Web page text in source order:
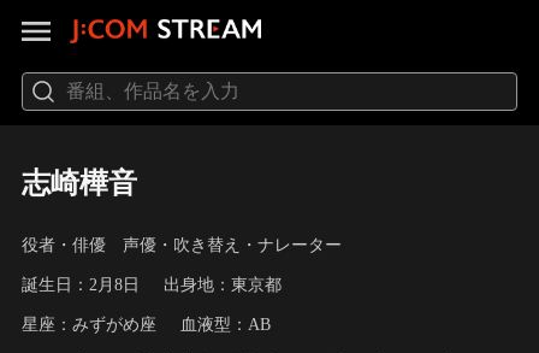
志崎樺音
役者・俳優 声優・吹き替え・ナレーター
誕生日：2月8日 出身地：東京都
星座：みずがめ座 血液型：AB